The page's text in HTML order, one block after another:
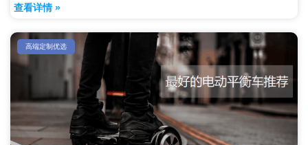
查看详情 »
高端定制优选